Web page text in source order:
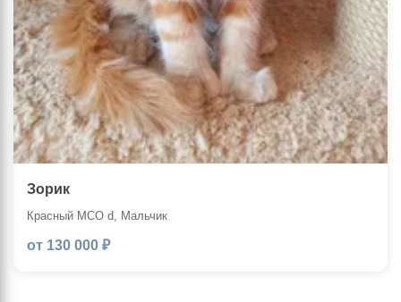
Зорик
Красный MCO d, Мальчик
от 130 000 ₽